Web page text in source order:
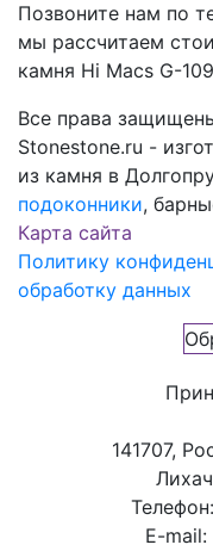
Позвоните нам по
мы рассчитаем
камня Hi Macs G-109
Все права
Stonestone.ru -
из камня в
подоконники,
Карта сайта
Политику
обработку данных
141707,
Телефон:
E-mail: